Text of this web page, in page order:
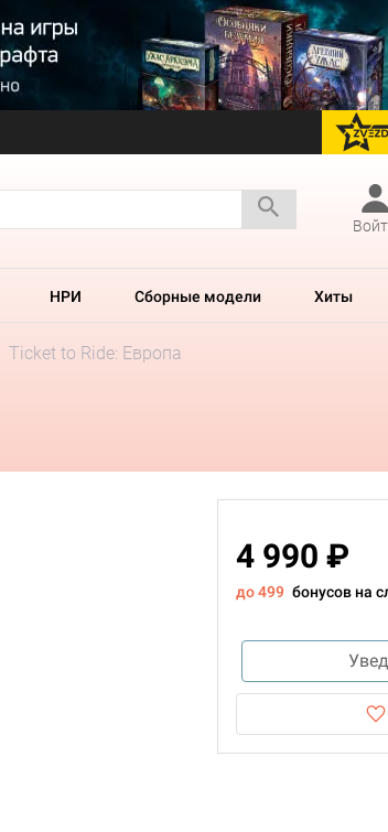
НРИ Сборные модели Хиты
Ticket to Ride: Европа
4 990 ₽
до 499 бонусов на